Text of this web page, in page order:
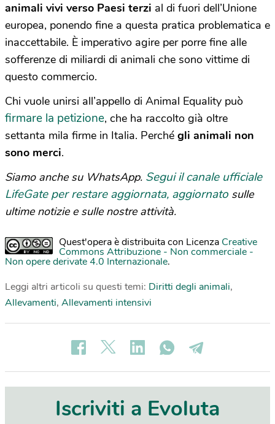
animali vivi verso Paesi terzi al di fuori dell’Unione
europea, ponendo fine a questa pratica problematica e
inaccettabile. È imperativo agire per porre fine alle
sofferenze di miliardi di animali che sono vittime di
questo commercio.
Chi vuole unirsi all’appello di Animal Equality può
firmare la petizione, che ha raccolto già oltre
settanta mila firme in Italia. Perché gli animali non
sono merci.
Siamo anche su WhatsApp. Segui il canale ufficiale
LifeGate per restare aggiornata, aggiornato sulle
ultime notizie e sulle nostre attività.
Quest'opera è distribuita con Licenza Creative
Commons Attribuzione - Non commerciale -
Non opere derivate 4.0 Internazionale.
Leggi altri articoli su questi temi: Diritti degli animali,
Allevamenti, Allevamenti intensivi
Iscriviti a Evoluta